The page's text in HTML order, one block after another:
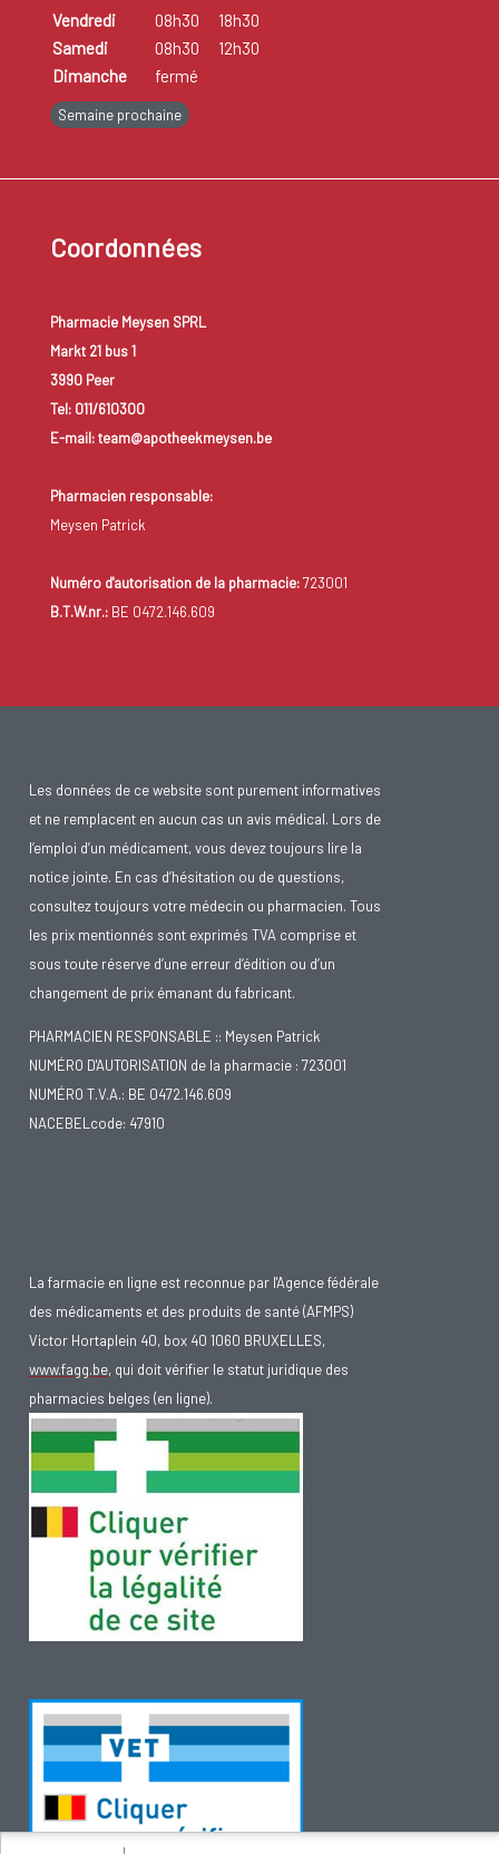
Vendredi
08h30
18h30
Samedi
08h30
12h30
Dimanche
fermé
Semaine prochaine
Coordonnées
Pharmacie Meysen SPRL
Markt 21 bus 1
3990 Peer
Tel: 011/610300
E-mail: team@apotheekmeysen.be
Pharmacien responsable:
Meysen Patrick
Numéro d'autorisation de la pharmacie:723001
B.T.W.nr.:BE 0472.146.609
Les données de ce website sont purement informatives
et ne remplacent en aucun cas un avis médical. Lors de
l’emploi d’un médicament, vous devez toujours lire la
notice jointe. En cas d’hésitation ou de questions,
consultez toujours votre médecin ou pharmacien. Tous
les prix mentionnés sont exprimés TVA comprise et
sous toute réserve d’une erreur d’édition ou d’un
changement de prix émanant du fabricant.
PHARMACIEN RESPONSABLE :: Meysen Patrick
NUMÉRO D'AUTORISATION de la pharmacie : 723001
NUMÉRO T.V.A.: BE 0472.146.609
NACEBELcode: 47910
La farmacie en ligne est reconnue par l'Agence fédérale
des médicaments et des produits de santé (AFMPS)
Victor Hortaplein 40, box 40 1060 BRUXELLES,
www.fagg.be, qui doit vérifier le statut juridique des
pharmacies belges (en ligne).